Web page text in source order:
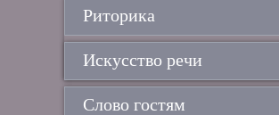
Риторика
Искусство речи
Слово гостям